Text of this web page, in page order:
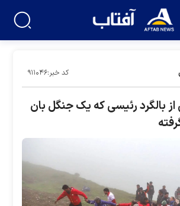
کد خبر:۹۱۱۰۴۶
بالگرد رئیسی که یک جنگل بان